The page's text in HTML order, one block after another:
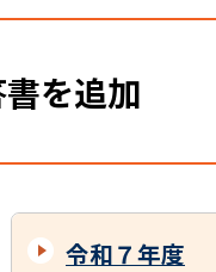
を追加
令和７年度